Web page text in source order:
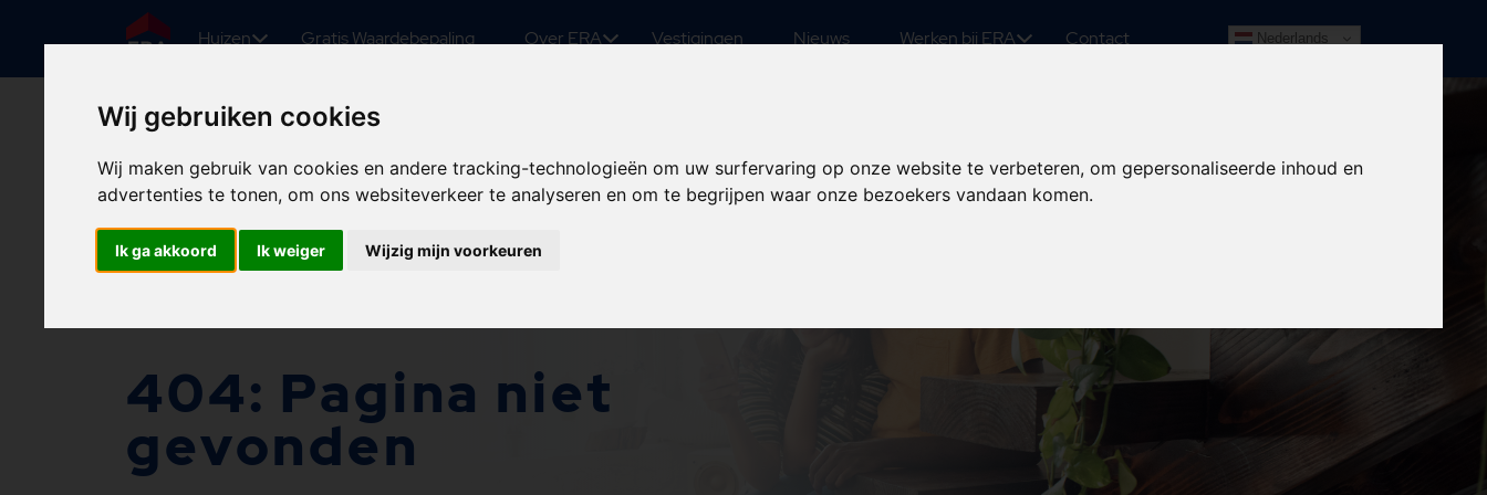
Wij gebruiken cookies
Wij maken gebruik van cookies en andere tracking-technologieën om uw surfervaring op onze website te verbeteren, om gepersonaliseerde inhoud en
advertenties te tonen, om ons websiteverkeer te analyseren en om te begrijpen waar onze bezoekers vandaan komen.
Ik ga akkoord Ik weiger Wijzig mijn voorkeuren
Huizen Gratis Waardebepaling Over ERA Vestigingen Nieuws Werken bij ERA Contact Nederlands
404: Pagina niet
gevonden